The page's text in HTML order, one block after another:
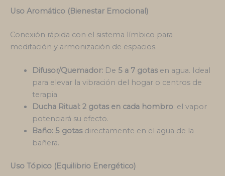
Uso Aromático (Bienestar Emocional)
Conexión rápida con el sistema límbico para
meditación y armonización de espacios.
Difusor/Quemador:De 5 a 7 gotasen agua. Ideal
para elevar la vibración del hogar o centros de
terapia.
Ducha Ritual: 2 gotas en cada hombro; el vapor
potenciará su efecto.
Baño: 5 gotasdirectamente en el agua de la
bañera.
Uso Tópico (Equilibrio Energético)